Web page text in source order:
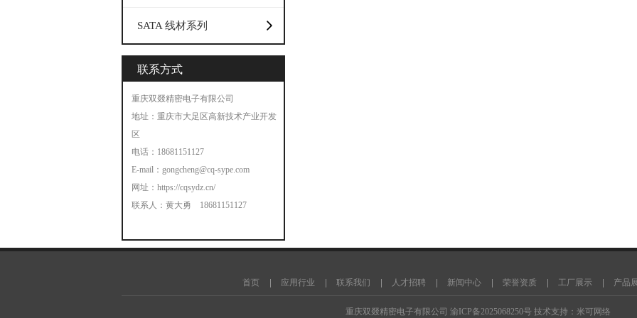
SATA 线材系列
联系方式
重庆双叕精密电子有限公司
地址：重庆市大足区高新技术产业开发
区
电话：18681151127
E-mail： gongcheng@cq-sype.com
网址： https://cqsydz.cn/
联系人：黄大勇 18681151127
机
三回程烘干机 腻子粉包装机 搅拌站控制系统 颚式破碎机 干粉砂浆储料罐 金属压块
首页 应用行业 联系我们 人才招聘 新闻中心 荣誉资质 工厂展示 产品
重庆双叕精密电子有限公司 渝ICP备2025068250号 技术支持： 米可网络